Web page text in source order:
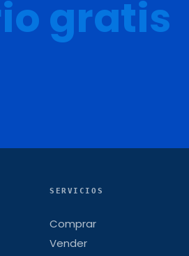
gratis
SERVICIOS
Comprar
Vender